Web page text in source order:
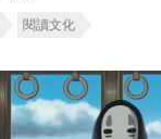
閱讀文化